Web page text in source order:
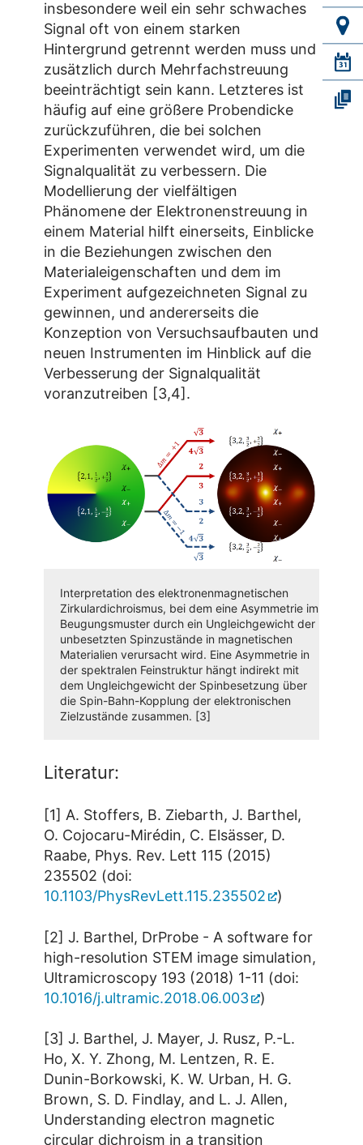
insbesondere weil ein sehr schwaches
Signal oft von einem starken
Hintergrund getrennt werden muss und
zusätzlich durch Mehrfachstreuung
beeinträchtigt sein kann. Letzteres ist
häufig auf eine größere Probendicke
zurückzuführen, die bei solchen
Experimenten verwendet wird, um die
Signalqualität zu verbessern. Die
Modellierung der vielfältigen
Phänomene der Elektronenstreuung in
einem Material hilft einerseits, Einblicke
in die Beziehungen zwischen den
Materialeigenschaften und dem im
Experiment aufgezeichneten Signal zu
gewinnen, und andererseits die
Konzeption von Versuchsaufbauten und
neuen Instrumenten im Hinblick auf die
Verbesserung der Signalqualität
voranzutreiben [3,4].
Interpretation des elektronenmagnetischen
Zirkulardichroismus, bei dem eine Asymmetrie im
Beugungsmuster durch ein Ungleichgewicht der
unbesetzten Spinzustände in magnetischen
Materialien verursacht wird. Eine Asymmetrie in
der spektralen Feinstruktur hängt indirekt mit
dem Ungleichgewicht der Spinbesetzung über
die Spin-Bahn-Kopplung der elektronischen
Zielzustände zusammen. [3]
Literatur:
[1] A. Stoffers, B. Ziebarth, J. Barthel,
O. Cojocaru-Mirédin, C. Elsässer, D.
Raabe, Phys. Rev. Lett 115 (2015)
235502 (doi:
10.1103/PhysRevLett.115.235502
)
[2] J. Barthel, DrProbe - A software for
high-resolution STEM image simulation,
Ultramicroscopy 193 (2018) 1-11 (doi:
10.1016/j.ultramic.2018.06.003
)
[3] J. Barthel, J. Mayer, J. Rusz, P.-L.
Ho, X. Y. Zhong, M. Lentzen, R. E.
Dunin-Borkowski, K. W. Urban, H. G.
Brown, S. D. Findlay, and L. J. Allen,
Understanding electron magnetic
circular dichroism in a transition